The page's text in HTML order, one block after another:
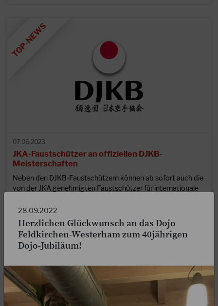
07.06.2023
JKA-Faustschützer an offiziellen DJKB-
Meisterschaften
Neben den DJKB-Faustschützern können ab sofort auch die
von der JKA genehmigten Faustschützer für internationale
28.09.2022
Herzlichen Glückwunsch an das Dojo
Feldkirchen-Westerham zum 40jährigen
Dojo-Jubiläum!